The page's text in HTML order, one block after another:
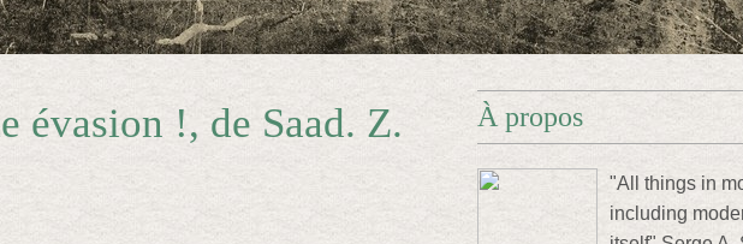
évasion !, de Saad. Z.
À propos
"All things in
including